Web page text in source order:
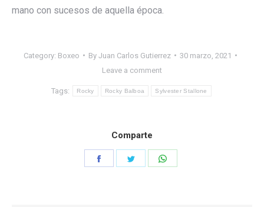
mano con sucesos de aquella época.
Category: Boxeo By Juan Carlos Gutierrez
30 marzo, 2021
Leave a comment
Tags: Rocky Rocky Balboa Sylvester Stallone
Comparte
Share